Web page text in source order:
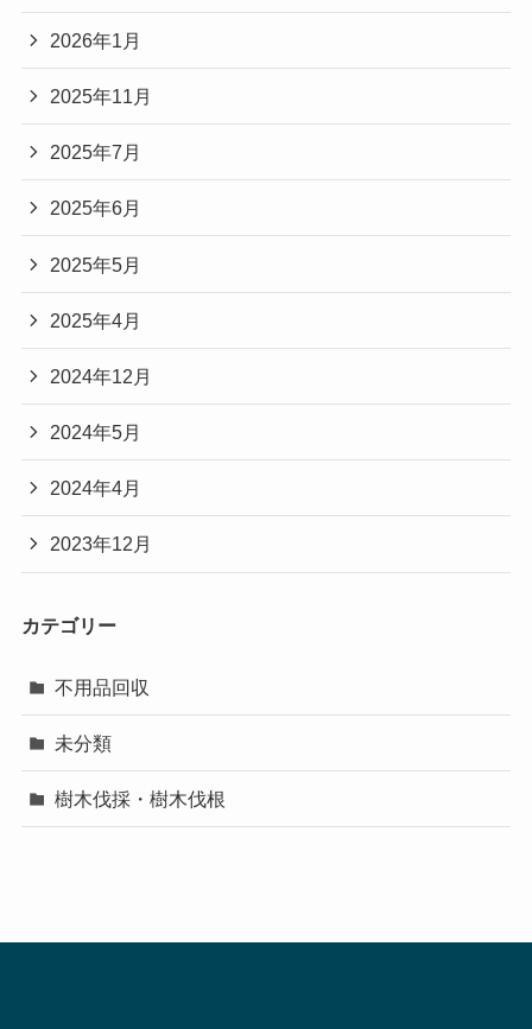
2026年1月
2025年11月
2025年7月
2025年6月
2025年5月
2025年4月
2024年12月
2024年5月
2024年4月
2023年12月
カテゴリー
不用品回収
未分類
樹木伐採・樹木伐根